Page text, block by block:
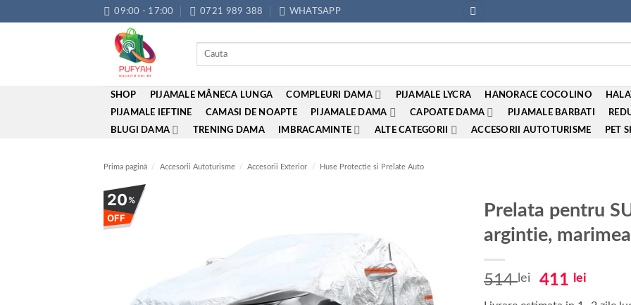
to
09:00 - 17:00 0721 989 388 WHATSAPP
Caută
SHOP PIJAMALE MÂNECA LUNGA COMPLEURI DAMA PIJAMALE LYCRA HANORACE COCOLINO
PIJAMALE IEFTINE CAMASI DE NOAPTE PIJAMALE DAMA CAPOATE DAMA PIJAMALE BARBATI
BLUGI DAMA TRENING DAMA IMBRACAMINTE ALTE CATEGORII ACCESORII AUTOTURISME PET
Prima pagină / Accesorii Autoturisme / Accesorii Exterior / Huse Protectie si Prelate Auto
20%
OFF
Prelata pentru
argintie,
514 lei
Prețul
411 lei